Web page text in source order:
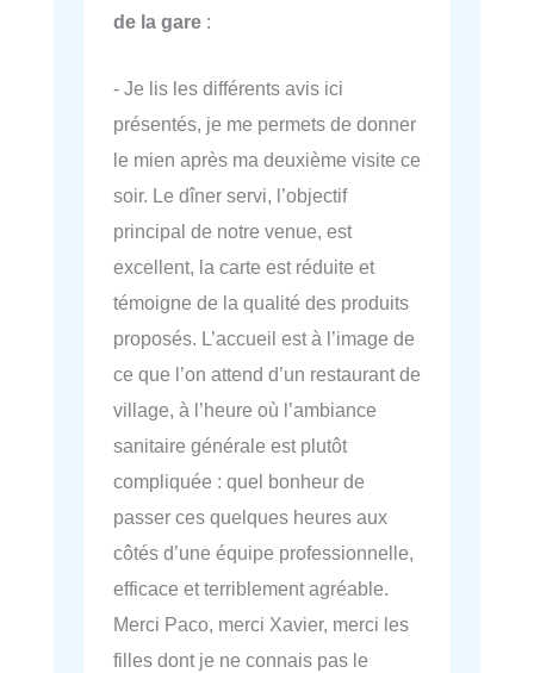
de la gare :
- Je lis les différents avis ici
présentés, je me permets de donner
le mien après ma deuxième visite ce
soir. Le dîner servi, l’objectif
principal de notre venue, est
excellent, la carte est réduite et
témoigne de la qualité des produits
proposés. L’accueil est à l’image de
ce que l’on attend d’un restaurant de
village, à l’heure où l’ambiance
sanitaire générale est plutôt
compliquée : quel bonheur de
passer ces quelques heures aux
côtés d’une équipe professionnelle,
efficace et terriblement agréable.
Merci Paco, merci Xavier, merci les
filles dont je ne connais pas le